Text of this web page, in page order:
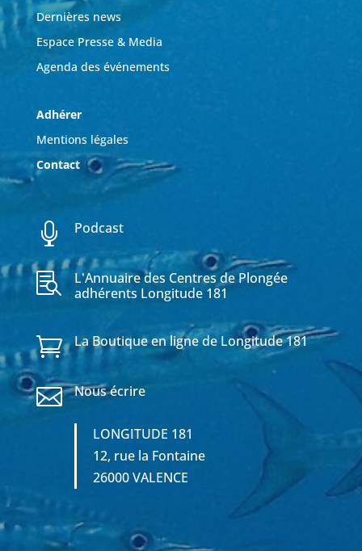
Dernières news
Espace Presse & Media
Agenda des événements
Adhérer
Mentions légales
Contact
 Podcast

L'Annuaire des Centres de Plongée
adhérents Longitude 181
 La Boutique en ligne de Longitude 181
 Nous écrire
LONGITUDE 181
12, rue la Fontaine
26000 VALENCE